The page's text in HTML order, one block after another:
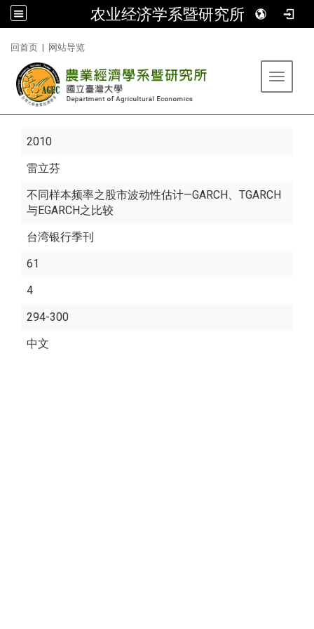
农业经济学系暨研究所
回首页 | 网站导览
Toggle
2010
雷立芬
不同样本频率之股市波动性估计—GARCH、TGARCH
与EGARCH之比较
台湾银行季刊
61
4
294-300
中文